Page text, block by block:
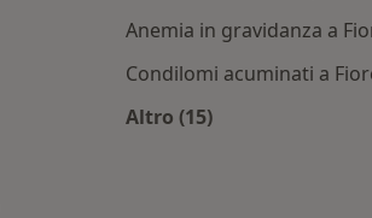
Anemia in gravidanza a
Condilomi acuminati a
Altro (15)